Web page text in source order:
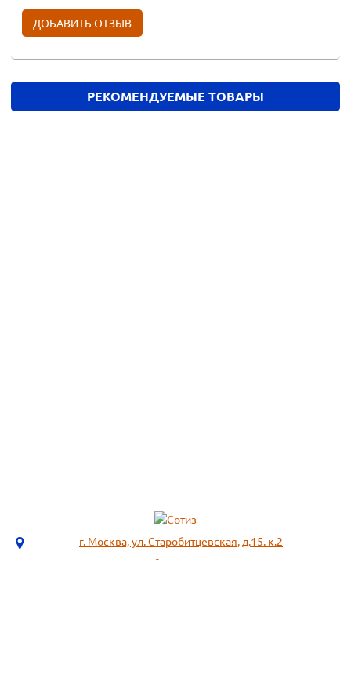
РЕКОМЕНДУЕМЫЕ ТОВАРЫ
г. Москва, ул. Старобитцевская, д.15. к.2
info@sotizz.ru